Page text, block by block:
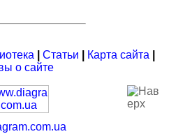
Статьи Карта сайта
о сайте